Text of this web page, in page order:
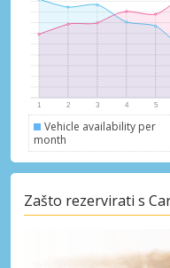
Vehicle availability per
month
Zašto rezervirati s